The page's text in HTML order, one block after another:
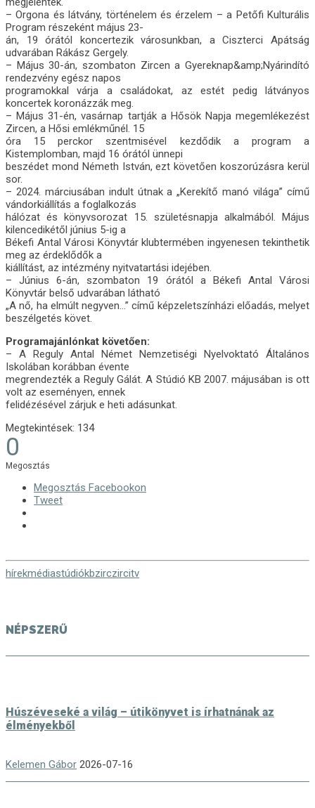
– Orgona és látvány, történelem és érzelem – a Petőfi Kulturális
Program részeként május 23-
án, 19 órától koncertezik városunkban, a Ciszterci Apátság
udvarában Rákász Gergely.
– Május 30-án, szombaton Zircen a Gyereknap&amp;Nyárindító
rendezvény egész napos
programokkal várja a családokat, az estét pedig látványos
koncertek koronázzák meg.
– Május 31-én, vasárnap tartják a Hősök Napja megemlékezést
Zircen, a Hősi emlékműnél. 15
óra 15 perckor szentmisével kezdődik a program a
Kistemplomban, majd 16 órától ünnepi
beszédet mond Németh István, ezt követően koszorúzásra kerül
sor.
– 2024. márciusában indult útnak a „Kerekítő manó világa” című
vándorkiállítás a foglalkozás
hálózat és könyvsorozat 15. születésnapja alkalmából. Május
kilencedikétől június 5-ig a
Békefi Antal Városi Könyvtár klubtermében ingyenesen tekinthetik
meg az érdeklődők a
kiállítást, az intézmény nyitvatartási idejében.
– Június 6-án, szombaton 19 órától a Békefi Antal Városi
Könyvtár belső udvarában látható
„A nő, ha elmúlt negyven…” című képzeletszínházi előadás, melyet
beszélgetés követ.
Programajánlónkat követően:
– A Reguly Antal Német Nemzetiségi Nyelvoktató Általános
Iskolában korábban évente
megrendezték a Reguly Gálát. A Stúdió KB 2007. májusában is ott
volt az eseményen, ennek
felidézésével zárjuk e heti adásunkat.
Megtekintések: 134
0
Megosztás
Megosztás Facebookon
Tweet
hírekmédiastúdiókbzirczircitv
NÉPSZERŰ
Húszéveseké a világ – útikönyvet is írhatnának az
élményekből
Kelemen Gábor 2026-07-16